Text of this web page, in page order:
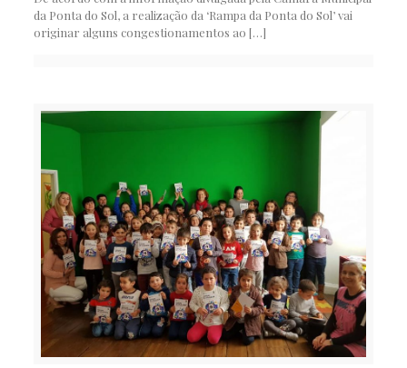
da Ponta do Sol, a realização da ‘Rampa da Ponta do Sol’ vai
originar alguns congestionamentos ao […]